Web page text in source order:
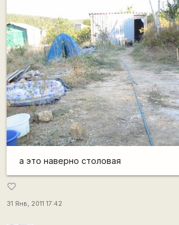
а это наверно столовая
favorite_border
31 Янв, 2011 17:42